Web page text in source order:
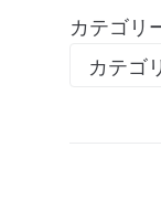
カテゴリ